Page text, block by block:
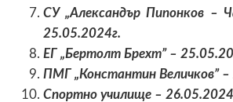
СУ „Александър Пипонков –
25.05.2024г.
ЕГ „Бертолт Брехт” –
ПМГ „Константин Величков”
Спортно училище –